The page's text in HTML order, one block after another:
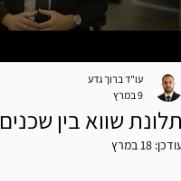
תלונת שווא בין שכנים
עו"ד ברוך גדע
9 במרץ
עודכן: 18 במרץ